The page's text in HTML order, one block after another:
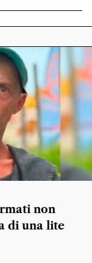
non
di una lite